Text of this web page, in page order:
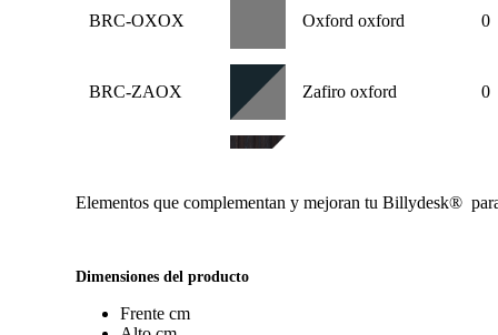
BRC-OXOX Oxford oxford 0
BRC-ZAOX Zafiro oxford 0
BRC-EPBL
Elementos que complementan y mejoran tu Billydesk®
Dimensiones del producto
Frente cm